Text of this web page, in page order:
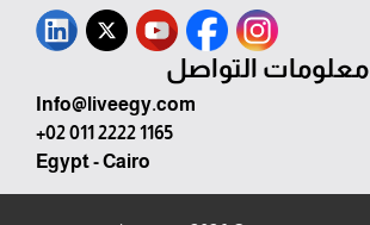
معلومات التواصل
Info@liveegy.com
+02 011 2222 1165
Egypt - Cairo